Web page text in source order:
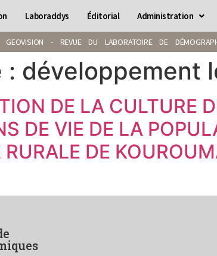
Laboraddys Éditorial Administration
GEOVISION - REVUE DU LABORATOIRE DE
: développement
DE LA CULTURE
DE VIE DE LA
DE